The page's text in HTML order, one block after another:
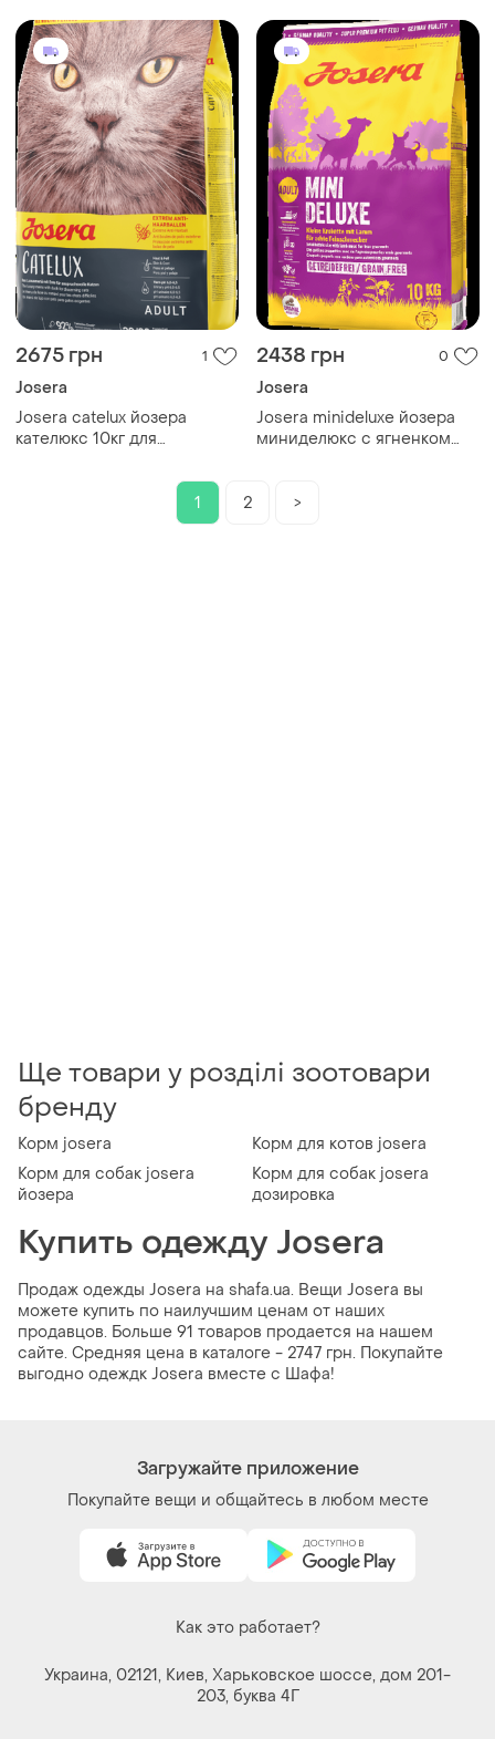
2675 грн 1
Josera
Josera catelux йозера
кателюкс 10кг для
2438 грн 0
Josera
Josera minideluxe йозера
миниделюкс с ягненком
1 2 >
Ще товари у розділі зоотовари
бренду
Корм josera
Корм для котов josera
Корм для собак josera
йозера
Корм для собак josera
дозировка
Купить одежду Josera
Продаж одежды Josera на shafa.ua. Вещи Josera вы
можете купить по наилучшим ценам от наших
продавцов. Больше 91 товаров продается на нашем
сайте. Средняя цена в каталоге - 2747 грн. Покупайте
выгодно одеждк Josera вместе с Шафа!
Загружайте приложение
Покупайте вещи и общайтесь в любом месте
Как это работает?
Украина, 02121, Киев, Харьковское шоссе, дом 201-
203, буква 4Г